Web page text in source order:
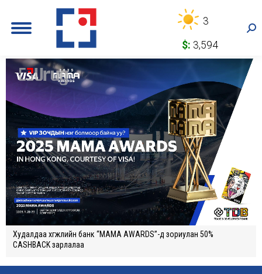
3
$: 3,594
Худалдаа хөгжлийн банк “MAMA AWARDS”-д зориулан 50%
CASHBACK зарлалаа